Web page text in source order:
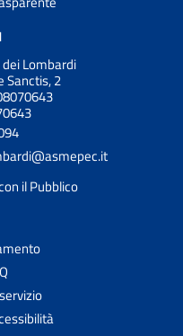
Lombardi
Sanctis, 2
il Pubblico